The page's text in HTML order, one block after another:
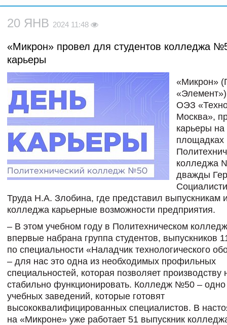
20 ЯНВ 2024 11:48
«Микрон» провел для студентов колледжа
карьеры
«Микрон»
ОЭЗ
Москва»,
карьеры на
площадках
колледжа
дважды
Труда Н.А. Злобина, где представил выпускникам
колледжа карьерные возможности предприятия.
– В этом учебном году в Политехническом
впервые набрана группа студентов, выпускников
по специальности «Наладчик технологического
– для нас это одна из необходимых профильных
специальностей, которая позволяет производству
стабильно функционировать. Колледж №50 – одно
учебных заведений, которые готовят
высококвалифицированных специалистов. В
на «Микроне» уже работает 51 выпускник